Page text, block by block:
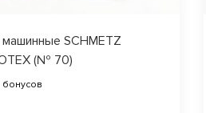
SCHMETZ
(№ 70)
бонусов